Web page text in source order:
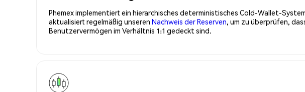
Phemex implementiert ein hierarchisches deterministisches Cold-Wallet-
aktualisiert regelmäßig unseren Nachweis der Reserven, um zu überprüfen,
Benutzervermögen im Verhältnis 1:1 gedeckt sind.